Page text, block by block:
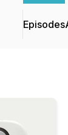
Episodes